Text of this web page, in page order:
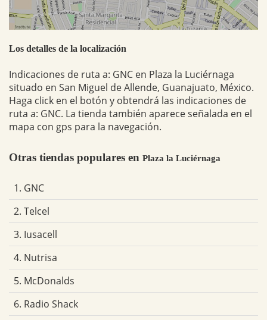
Los detalles de la localización
Indicaciones de ruta a: GNC en Plaza la Luciérnaga
situado en San Miguel de Allende, Guanajuato, México.
Haga click en el botón y obtendrá las indicaciones de
ruta a: GNC. La tienda también aparece señalada en el
mapa con gps para la navegación.
Otras tiendas populares en Plaza la Luciérnaga
1. GNC
2. Telcel
3. Iusacell
4. Nutrisa
5. McDonalds
6. Radio Shack